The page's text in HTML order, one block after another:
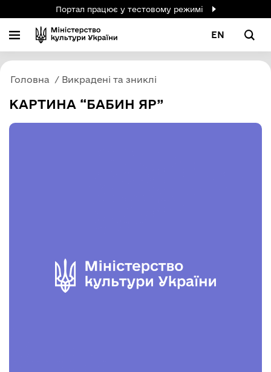
Портал працює у тестовому режимі
EN
Головна Викрадені та зниклі
КАРТИНА “БАБИН ЯР”